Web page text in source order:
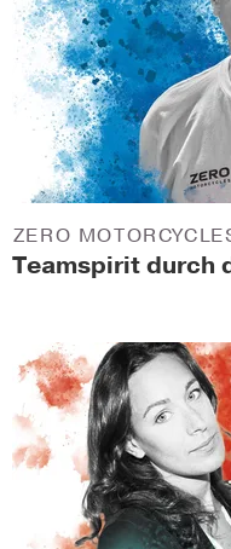
Teamspirit durch
ZERO